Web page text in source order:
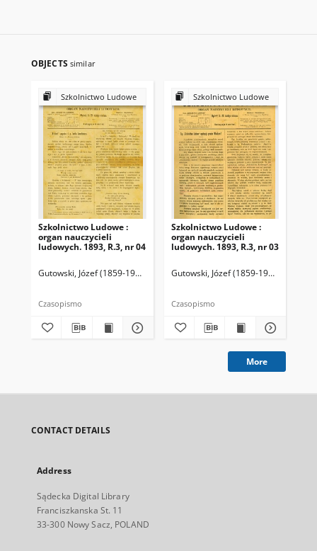
OBJECTS similar
Szkolnictwo Ludowe
Szkolnictwo Ludowe :
organ nauczycieli
ludowych. 1893, R.3, nr 04
Gutowski, Józef (1859-1916). Redaktor
Czasopismo
Szkolnictwo Ludowe
Szkolnictwo Ludowe :
organ nauczycieli
ludowych. 1893, R.3, nr 03
Gutowski, Józef (1859-1916).
Czasopismo
More
CONTACT DETAILS
Address
Sądecka Digital Library
Franciszkanska St. 11
33-300 Nowy Sacz, POLAND